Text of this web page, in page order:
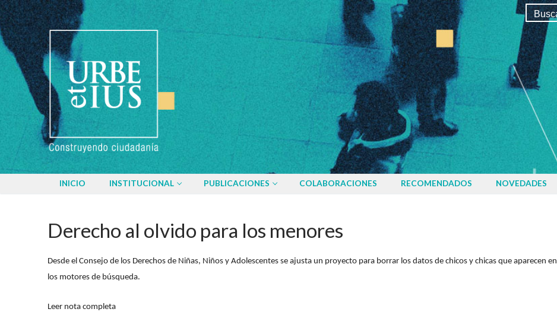
Ir
al
contenido
INICIO INSTITUCIONAL PUBLICACIONES COLABORACIONES RECOMENDADOS NOVEDADES
Derecho al olvido para los menores
Desde el Consejo de los Derechos de Niñas, Niños y Adolescentes se ajusta un proyecto para borrar los datos de chicos y chicas que aparecen en
los motores de búsqueda.
Leer nota completa